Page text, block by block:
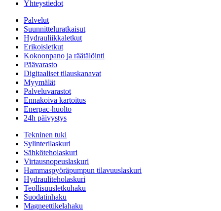
Yhteystiedot
Palvelut
Suunnitteluratkaisut
Hydrauliikkaletkut
Erikoisletkut
Kokoonpano ja räätälöinti
Päävarasto
Digitaaliset tilauskanavat
Myymälät
Palveluvarastot
Ennakoiva kartoitus
Enerpac-huolto
24h päivystys
Tekninen tuki
Sylinterilaskuri
Sähköteholaskuri
Virtausnopeuslaskuri
Hammaspyöräpumpun tilavuuslaskuri
Hydrauliteholaskuri
Teollisuusletkuhaku
Suodatinhaku
Magneettikelahaku